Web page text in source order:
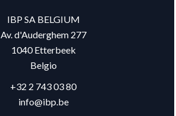
IBP SA BELGIUM
Av. d'Auderghem 277
1040Etterbeek
Belgio
+32 2 743 03 80
info@ibp.be